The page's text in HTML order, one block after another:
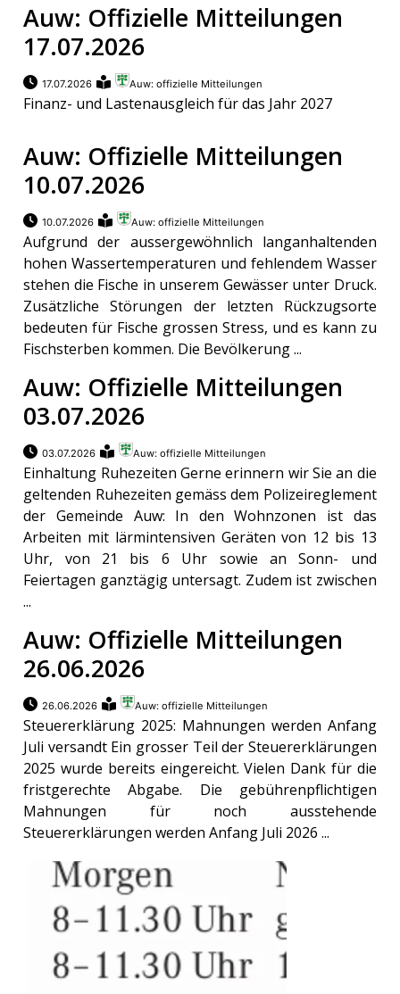
Mitteilungen
Auw: Offizielle Mitteilungen
17.07.2026
17.07.2026 Auw: offizielle Mitteilungen
Finanz- und Lastenausgleich für das Jahr 2027
Auw: Offizielle Mitteilungen
10.07.2026
10.07.2026 Auw: offizielle Mitteilungen
Aufgrund der aussergewöhnlich langanhaltenden
hohen Wassertemperaturen und fehlendem Wasser
stehen die Fische in unserem Gewässer unter Druck.
Zusätzliche Störungen der letzten Rückzugsorte
bedeuten für Fische grossen Stress, und es kann zu
Fischsterben kommen. Die Bevölkerung ...
Auw: Offizielle Mitteilungen
03.07.2026
03.07.2026 Auw: offizielle Mitteilungen
Einhaltung Ruhezeiten Gerne erinnern wir Sie an die
geltenden Ruhezeiten gemäss dem Polizeireglement
der Gemeinde Auw: In den Wohnzonen ist das
Arbeiten mit lärmintensiven Geräten von 12 bis 13
Uhr, von 21 bis 6 Uhr sowie an Sonn- und
Feiertagen ganztägig untersagt. Zudem ist zwischen
...
Auw: Offizielle Mitteilungen
26.06.2026
26.06.2026 Auw: offizielle Mitteilungen
Steuererklärung 2025: Mahnungen werden Anfang
Juli versandt Ein grosser Teil der Steuererklärungen
2025 wurde bereits eingereicht. Vielen Dank für die
fristgerechte Abgabe. Die gebührenpflichtigen
Mahnungen für noch ausstehende
Steuererklärungen werden Anfang Juli 2026 ...